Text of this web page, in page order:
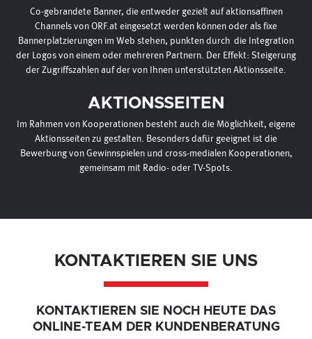
Co-gebrandete Banner, die entweder gezielt auf aktionsaffinen
Channels von ORF.at eingesetzt werden können oder als fixe
Bannerplatzierungen im Web stehen, punkten durch die Integration
der Logos von einem oder mehreren Partnern. Der Effekt: Steigerung
der Zugriffszahlen auf der von Ihnen unterstützten Aktionsseite.
AKTIONSSEITEN
Im Rahmen von Kooperationen besteht auch die Möglichkeit, eigene
Aktionsseiten zu gestalten. Besonders dafür geeignet ist die
Bewerbung von Gewinnspielen und cross-medialen Kooperationen,
gemeinsam mit Radio- oder TV-Spots.
KONTAKTIEREN SIE UNS
KONTAKTIEREN SIE NOCH HEUTE DAS
ONLINE-TEAM DER KUNDENBERATUNG